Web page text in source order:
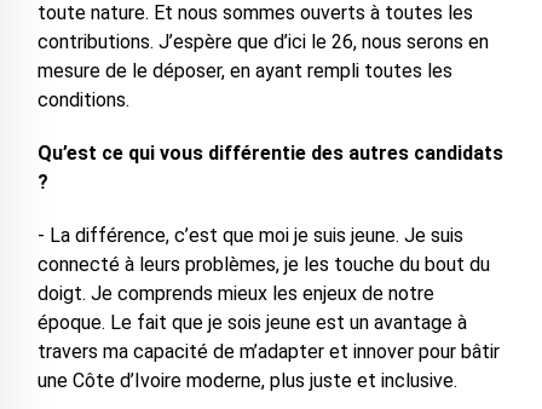
toute nature. Et nous sommes ouverts à toutes les
contributions. J’espère que d’ici le 26, nous serons en
mesure de le déposer, en ayant rempli toutes les
conditions.
Qu’est ce qui vous différentie des autres candidats
?
- La différence, c’est que moi je suis jeune. Je suis
connecté à leurs problèmes, je les touche du bout du
doigt. Je comprends mieux les enjeux de notre
époque. Le fait que je sois jeune est un avantage à
travers ma capacité de m’adapter et innover pour bâtir
une Côte d’Ivoire moderne, plus juste et inclusive.